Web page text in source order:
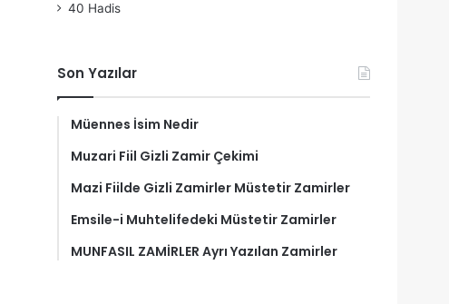
40 Hadis
Son Yazılar
Müennes İsim Nedir
Muzari Fiil Gizli Zamir Çekimi
Mazi Fiilde Gizli Zamirler Müstetir Zamirler
Emsile-i Muhtelifedeki Müstetir Zamirler
MUNFASIL ZAMİRLER Ayrı Yazılan Zamirler